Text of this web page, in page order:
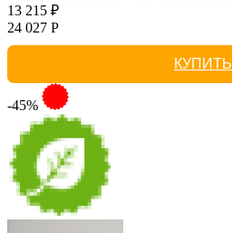
13 215 ₽
24 027 Р
КУПИТЬ
-45%